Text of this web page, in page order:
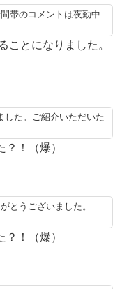
帯のコメントは夜勤中
ことになりました。
した。ご紹介いただいた
！（爆）
とうございました。
！（爆）